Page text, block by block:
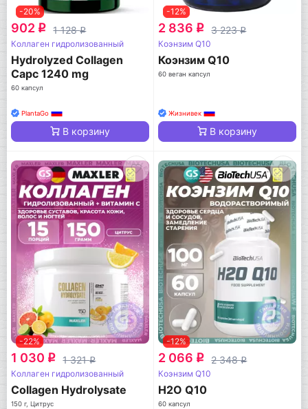
-20%
902 q 1 128q
Коллаген гидролизованный
Hydrolyzed Collagen
Capc 1240 mg
60 капсул
PlantaGo
В корзину
-12%
2 836 q 3 223q
Коэнзим Q10
Коэнзим Q10
60 веган капсул
Жизнивек
В корзину
-22%
1 030 q 1 321q
Коллаген гидролизованный
Collagen Hydrolysate
150 г, Цитрус
-12%
2 066 q 2 348q
Коэнзим Q10
H2O Q10
60 капсул